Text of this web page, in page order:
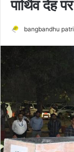
पार्थिव देह
bangbandhu